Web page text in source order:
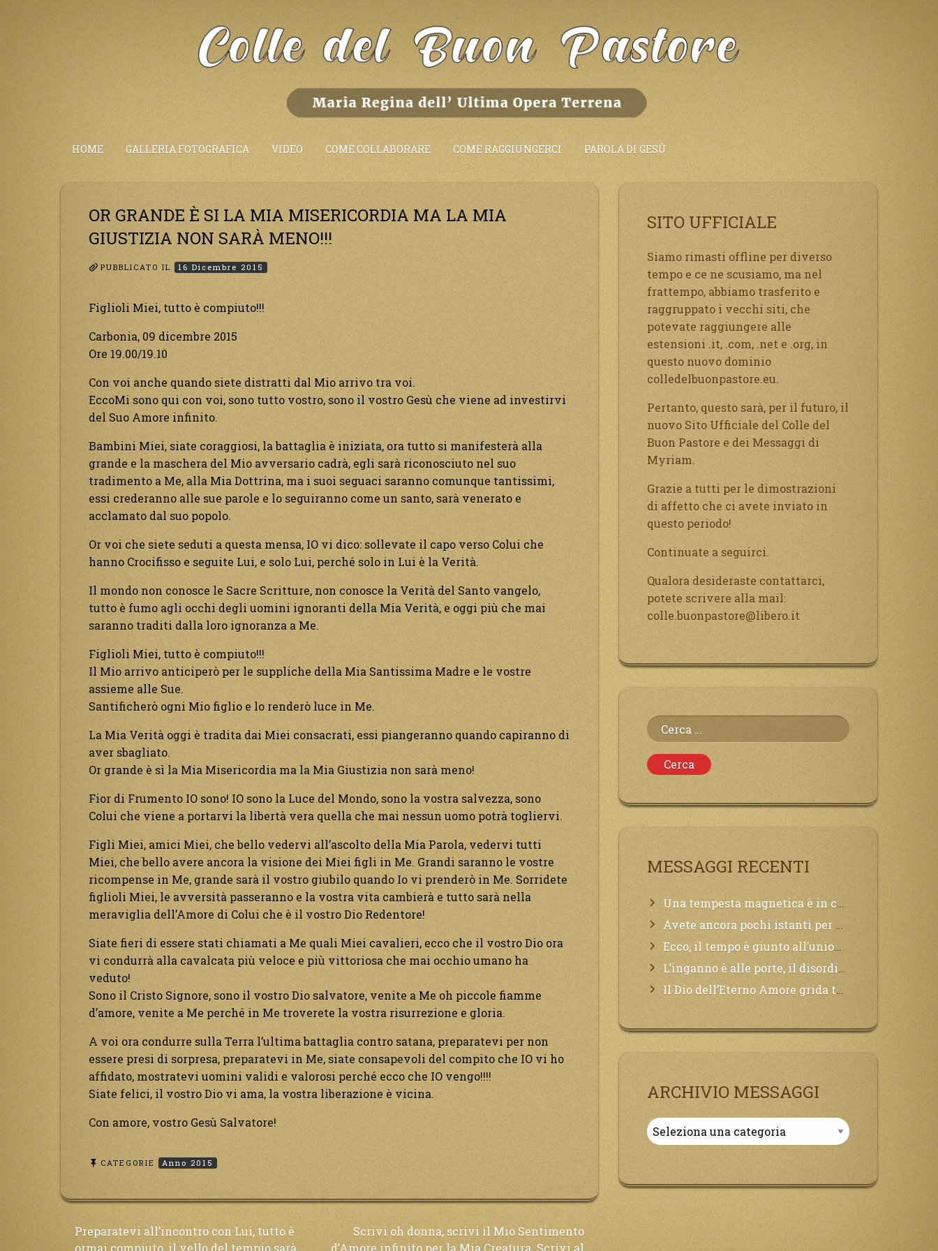
HOME GALLERIA FOTOGRAFICA VIDEO COME COLLABORARE COME RAGGIUNGERCI PAROLA DI GESÙ
OR GRANDE È SI LA MIA MISERICORDIA MA LA MIA
GIUSTIZIA NON SARÀ MENO!!!
PUBBLICATO IL 16 Dicembre 2015
Figlioli Miei, tutto è compiuto!!!
Carbonia, 09 dicembre 2015
Ore 19.00/19.10
Con voi anche quando siete distratti dal Mio arrivo tra voi.
EccoMi sono qui con voi, sono tutto vostro, sono il vostro Gesù che viene ad investirvi
del Suo Amore infinito.
Bambini Miei, siate coraggiosi, la battaglia è iniziata, ora tutto si manifesterà alla
grande e la maschera del Mio avversario cadrà, egli sarà riconosciuto nel suo
tradimento a Me, alla Mia Dottrina, ma i suoi seguaci saranno comunque tantissimi,
essi crederanno alle sue parole e lo seguiranno come un santo, sarà venerato e
acclamato dal suo popolo.
Or voi che siete seduti a questa mensa, IO vi dico: sollevate il capo verso Colui che
hanno Crocifisso e seguite Lui, e solo Lui, perché solo in Lui è la Verità.
Il mondo non conosce le Sacre Scritture, non conosce la Verità del Santo vangelo,
tutto è fumo agli occhi degli uomini ignoranti della Mia Verità, e oggi più che mai
saranno traditi dalla loro ignoranza a Me.
Figlioli Miei, tutto è compiuto!!!
Il Mio arrivo anticiperò per le suppliche della Mia Santissima Madre e le vostre
assieme alle Sue.
Santificherò ogni Mio figlio e lo renderò luce in Me.
La Mia Verità oggi è tradita dai Miei consacrati, essi piangeranno quando capiranno di
aver sbagliato.
Or grande è sì la Mia Misericordia ma la Mia Giustizia non sarà meno!
Fior di Frumento IO sono! IO sono la Luce del Mondo, sono la vostra salvezza, sono
Colui che viene a portarvi la libertà vera quella che mai nessun uomo potrà togliervi.
Figli Miei, amici Miei, che bello vedervi all’ascolto della Mia Parola, vedervi tutti
Miei, che bello avere ancora la visione dei Miei figli in Me. Grandi saranno le vostre
ricompense in Me, grande sarà il vostro giubilo quando Io vi prenderò in Me. Sorridete
figlioli Miei, le avversità passeranno e la vostra vita cambierà e tutto sarà nella
meraviglia dell’Amore di Colui che è il vostro Dio Redentore!
Siate fieri di essere stati chiamati a Me quali Miei cavalieri, ecco che il vostro Dio ora
vi condurrà alla cavalcata più veloce e più vittoriosa che mai occhio umano ha
veduto!
Sono il Cristo Signore, sono il vostro Dio salvatore, venite a Me oh piccole fiamme
d’amore, venite a Me perché in Me troverete la vostra risurrezione e gloria.
A voi ora condurre sulla Terra l’ultima battaglia contro satana, preparatevi per non
essere presi di sorpresa, preparatevi in Me, siate consapevoli del compito che IO vi ho
affidato, mostratevi uomini validi e valorosi perché ecco che IO vengo!!!!
Siate felici, il vostro Dio vi ama, la vostra liberazione è vicina.
Con amore, vostro Gesù Salvatore!
CATEGORIE Anno 2015
Navigazione
Preparatevi all’incontro con Lui, tutto è
ormai compiuto, il vello del tempio sarà
Scrivi oh donna, scrivi il Mio Sentimento
d’Amore infinito per la Mia Creatura. Scrivi al
SITO UFFICIALE
Siamo rimasti offline per diverso
tempo e ce ne scusiamo, ma nel
frattempo, abbiamo trasferito e
raggruppato i vecchi siti, che
potevate raggiungere alle
estensioni .it, .com, .net e .org, in
questo nuovo dominio
colledelbuonpastore.eu.
Pertanto, questo sarà, per il futuro, il
nuovo Sito Ufficiale del Colle del
Buon Pastore e dei Messaggi di
Myriam.
Grazie a tutti per le dimostrazioni
di affetto che ci avete inviato in
questo periodo!
Continuate a seguirci.
Qualora desideraste contattarci,
potete scrivere alla mail:
colle.buonpastore@libero.it
Ricerca
per:
MESSAGGI RECENTI
Una tempesta magnetica è in corso, questa generazione patirà. Il black out non tarderà ad arrivare e tutta la Terra sarà oscurata.
Avete ancora pochi istanti per convertirvi, non perdete tempo, la sciagura arriverà all’improvviso e per chi non si sarà preparato saranno dolori.
Ecco, il tempo è giunto all’unione del Padre con il figlio, non avete che da attendere pochissimo.
L’inganno è alle porte, il disordine degli ordinati urlerà perdono, ma sarà troppo tardi, il tradimento è stato grande!
Il Dio dell’Eterno Amore grida tutto il Suo bene per i Suoi,richiama a Sé i lontani, affinché si pentano e tornino a Lui:
ARCHIVIO MESSAGGI
Archivio
Messaggi